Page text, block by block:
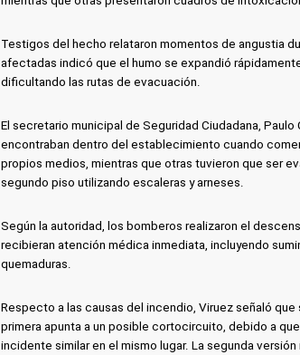
Testigos del hecho relataron momentos de angustia
afectadas indicó que el humo se expandió
dificultando las rutas de evacuación.
El secretario municipal de Seguridad Ciudadana,
encontraban dentro del establecimiento cuando
propios medios, mientras que otras tuvieron que ser
segundo piso utilizando escaleras y arneses.
Según la autoridad, los bomberos realizaron el
recibieran atención médica inmediata, incluyendo
quemaduras.
Respecto a las causas del incendio, Viruez señaló
primera apunta a un posible cortocircuito, debido a
incidente similar en el mismo lugar. La segunda